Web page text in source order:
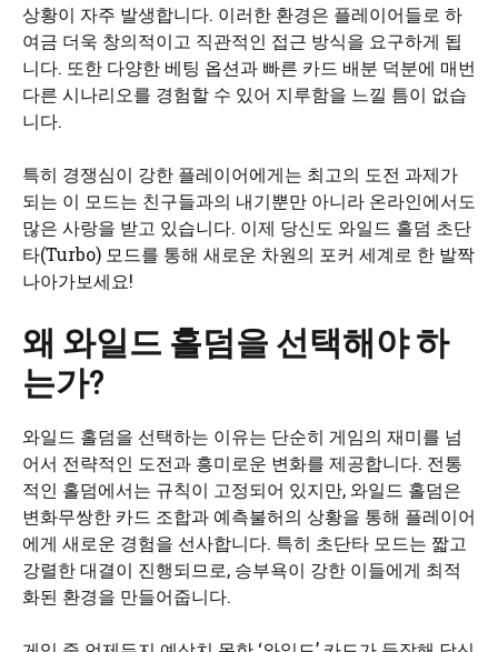
상황이 자주 발생합니다. 이러한 환경은 플레이어들로 하
여금 더욱 창의적이고 직관적인 접근 방식을 요구하게 됩
니다. 또한 다양한 베팅 옵션과 빠른 카드 배분 덕분에 매번
다른 시나리오를 경험할 수 있어 지루함을 느낄 틈이 없습
니다.
특히 경쟁심이 강한 플레이어에게는 최고의 도전 과제가
되는 이 모드는 친구들과의 내기뿐만 아니라 온라인에서도
많은 사랑을 받고 있습니다. 이제 당신도 와일드 홀덤 초단
타(Turbo) 모드를 통해 새로운 차원의 포커 세계로 한 발짝
나아가보세요!
왜 와일드 홀덤을 선택해야 하
는가?
와일드 홀덤을 선택하는 이유는 단순히 게임의 재미를 넘
어서 전략적인 도전과 흥미로운 변화를 제공합니다. 전통
적인 홀덤에서는 규칙이 고정되어 있지만, 와일드 홀덤은
변화무쌍한 카드 조합과 예측불허의 상황을 통해 플레이어
에게 새로운 경험을 선사합니다. 특히 초단타 모드는 짧고
강렬한 대결이 진행되므로, 승부욕이 강한 이들에게 최적
화된 환경을 만들어줍니다.